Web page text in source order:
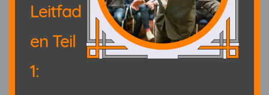
Leitfad
en Teil
1: